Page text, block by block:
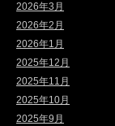
2026年3月
2026年2月
2026年1月
2025年12月
2025年11月
2025年10月
2025年9月